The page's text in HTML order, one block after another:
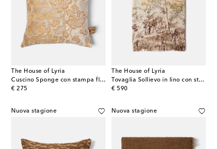
The House of Lyria
Cuscino Sponge con stampa floreale
€ 275
original price
The House of Lyria
Tovaglia Sollievo in lino con stampa
€ 590
original price
Nuova stagione Nuova stagione